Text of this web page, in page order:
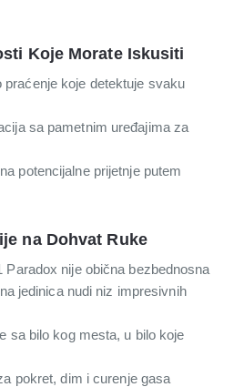
Koje Morate Iskusiti
praćenje koje detektuje svaku
sa pametnim uređajima za
potencijalne prijetnje putem
na Dohvat Ruke
nije obična bezbednosna
jedinica nudi niz impresivnih
sa bilo kog mesta, u bilo koje
pokret, dim i curenje gasa